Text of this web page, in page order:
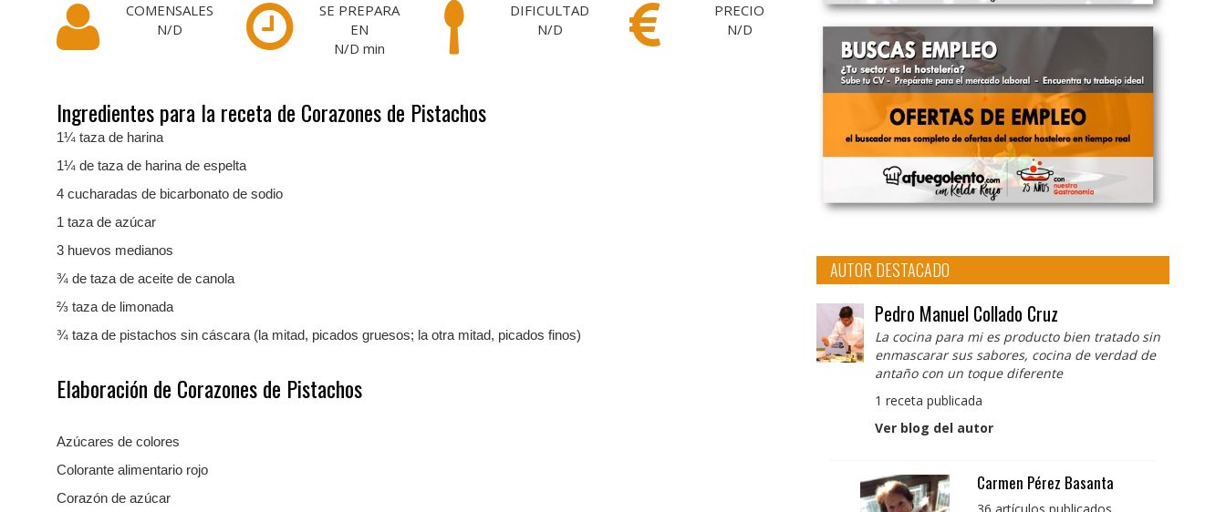
COMENSALES
N/D
SE PREPARA
EN
N/D min
DIFICULTAD
N/D
PRECIO
N/D
Ingredientes para la receta de Corazones de Pistachos
1¼ taza de harina
1¼ de taza de harina de espelta
4 cucharadas de bicarbonato de sodio
1 taza de azúcar
3 huevos medianos
¾ de taza de aceite de canola
⅔ taza de limonada
¾ taza de pistachos sin cáscara (la mitad, picados gruesos; la otra mitad, picados finos)
Elaboración de Corazones de Pistachos
Azúcares de colores
Colorante alimentario rojo
Corazón de azúcar
AUTOR DESTACADO
Pedro Manuel Collado Cruz
La cocina para mi es producto bien tratado sin
enmascarar sus sabores, cocina de verdad de
antaño con un toque diferente
1 receta publicada
Ver blog del autor
Pedro Manuel Collado
Cruz